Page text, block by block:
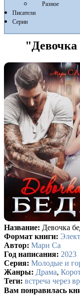
Разное
Писатели
Серии
"Девочка
Название: Девочка
Формат книги:
Автор: Мари Са
Год написания: 2023
Серия: Молодые и
Жанры: Драма,
Теги: встреча через
Вам понравилась